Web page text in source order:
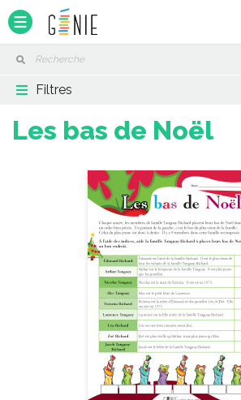
Filtres
Gare aux rayons !
Les bas de Noël
Panneau de gestion des cookies